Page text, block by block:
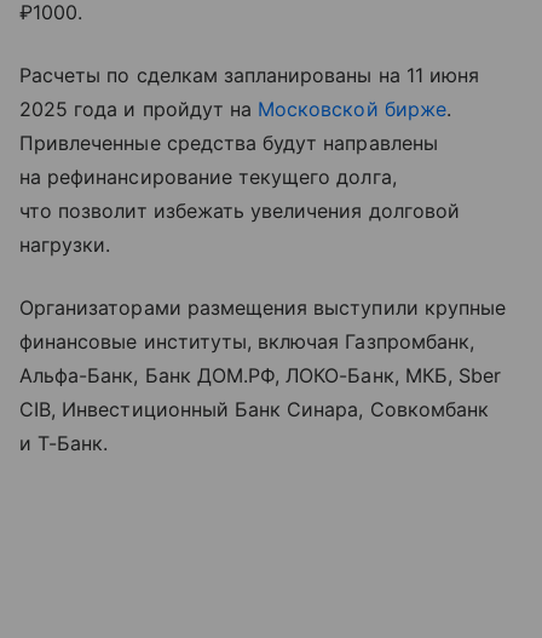
₽1000.
Расчеты по сделкам запланированы на 11 июня
2025 года и пройдут на Московской бирже.
Привлеченные средства будут направлены
на рефинансирование текущего долга,
что позволит избежать увеличения долговой
нагрузки.
Организаторами размещения выступили крупные
финансовые институты, включая Газпромбанк,
Альфа-Банк, Банк ДОМ.РФ, ЛОКО-Банк, МКБ, Sber
CIB, Инвестиционный Банк Синара, Совкомбанк
и Т-Банк.